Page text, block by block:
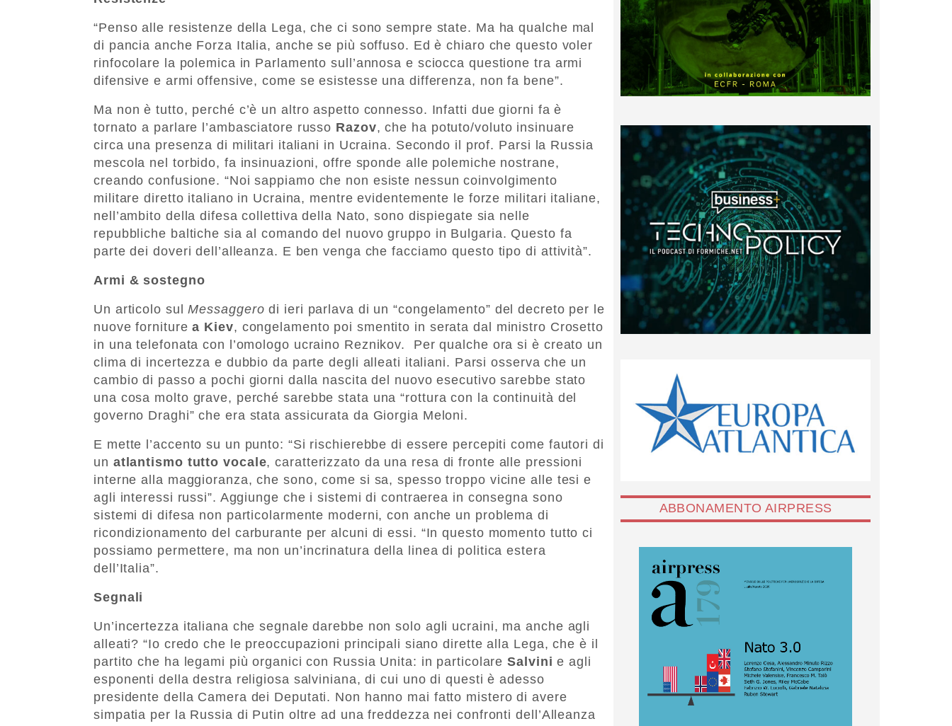
“Penso alle resistenze della Lega, che ci sono sempre state. Ma ha qualche mal
di pancia anche Forza Italia, anche se più soffuso. Ed è chiaro che questo voler
rinfocolare la polemica in Parlamento sull’annosa e sciocca questione tra armi
difensive e armi offensive, come se esistesse una differenza, non fa bene”.
Ma non è tutto, perché c’è un altro aspetto connesso. Infatti due giorni fa è
tornato a parlare l’ambasciatore russo Razov, che ha potuto/voluto insinuare
circa una presenza di militari italiani in Ucraina. Secondo il prof. Parsi la Russia
mescola nel torbido, fa insinuazioni, offre sponde alle polemiche nostrane,
creando confusione. “Noi sappiamo che non esiste nessun coinvolgimento
militare diretto italiano in Ucraina, mentre evidentemente le forze militari italiane,
nell’ambito della difesa collettiva della Nato, sono dispiegate sia nelle
repubbliche baltiche sia al comando del nuovo gruppo in Bulgaria. Questo fa
parte dei doveri dell’alleanza. E ben venga che facciamo questo tipo di attività”.
Armi & sostegno
Un articolo sulMessaggero di ieri parlava di un “congelamento” del decreto per le
nuove forniture a Kiev, congelamento poi smentito in serata dal ministro Crosetto
in una telefonata con l’omologo ucraino Reznikov. Per qualche ora si è creato un
clima di incertezza e dubbio da parte degli alleati italiani. Parsi osserva che un
cambio di passo a pochi giorni dalla nascita del nuovo esecutivo sarebbe stato
una cosa molto grave, perché sarebbe stata una “rottura con la continuità del
governo Draghi” che era stata assicurata da Giorgia Meloni.
E mette l’accento su un punto: “Si rischierebbe di essere percepiti come fautori di
un atlantismo tutto vocale, caratterizzato da una resa di fronte alle pressioni
interne alla maggioranza, che sono, come si sa, spesso troppo vicine alle tesi e
agli interessi russi”. Aggiunge che i sistemi di contraerea in consegna sono
sistemi di difesa non particolarmente moderni, con anche un problema di
ricondizionamento del carburante per alcuni di essi. “In questo momento tutto ci
possiamo permettere, ma non un’incrinatura della linea di politica estera
dell’Italia”.
Segnali
Un’incertezza italiana che segnale darebbe non solo agli ucraini, ma anche agli
alleati? “Io credo che le preoccupazioni principali siano dirette alla Lega, che è il
partito che ha legami più organici con Russia Unita: in particolareSalvini e agli
esponenti della destra religiosa salviniana, di cui uno di questi è adesso
presidente della Camera dei Deputati. Non hanno mai fatto mistero di avere
simpatia per la Russia di Putin oltre ad una freddezza nei confronti dell’Alleanza
ABBONAMENTO AIRPRESS